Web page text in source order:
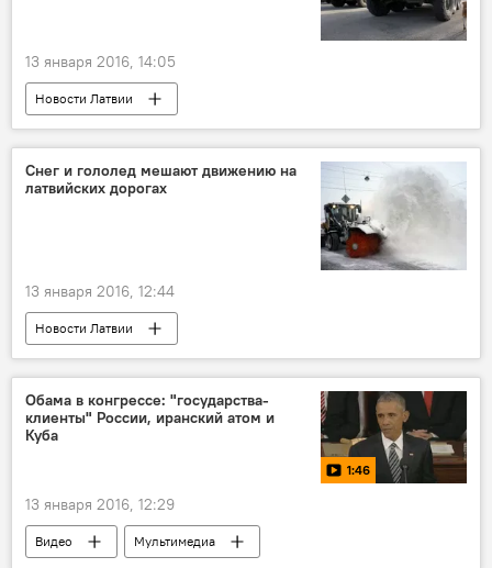
13 января 2016, 14:05
Новости Латвии
Снег и гололед мешают движению на
латвийских дорогах
13 января 2016, 12:44
Новости Латвии
Январские снегопады в Латвии
Обама в конгрессе: "государства-
клиенты" России, иранский атом и
Куба
1:46
13 января 2016, 12:29
Видео Мультимедиа